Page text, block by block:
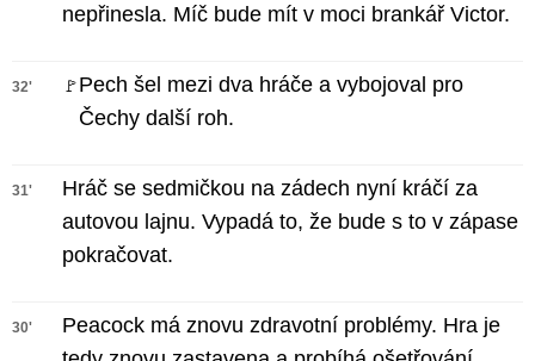
nepřinesla. Míč bude mít v moci brankář Victor.
32' 🚩Pech šel mezi dva hráče a vybojoval pro
Čechy další roh.
31'
Hráč se sedmičkou na zádech nyní kráčí za
autovou lajnu. Vypadá to, že bude s to v zápase
pokračovat.
30'
Peacock má znovu zdravotní problémy. Hra je